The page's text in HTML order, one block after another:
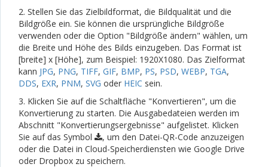
2. Stellen Sie das Zielbildformat, die Bildqualität und die
Bildgröße ein. Sie können die ursprüngliche Bildgröße
verwenden oder die Option "Bildgröße ändern" wählen, um
die Breite und Höhe des Bilds einzugeben. Das Format ist
[breite] x [Höhe], zum Beispiel: 1920X1080. Das Zielformat
kann JPG, PNG, TIFF, GIF, BMP, PS, PSD, WEBP, TGA,
DDS, EXR, PNM, SVG oder HEIC sein.
3. Klicken Sie auf die Schaltfläche "Konvertieren", um die
Konvertierung zu starten. Die Ausgabedateien werden im
Abschnitt "Konvertierungsergebnisse" aufgelistet. Klicken
Sie auf das Symbol
, um den Datei-QR-Code anzuzeigen
oder die Datei in Cloud-Speicherdiensten wie Google Drive
oder Dropbox zu speichern.